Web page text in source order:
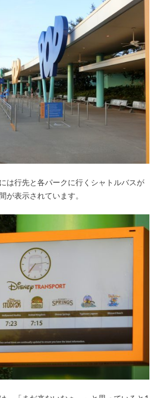
は行先と各パークに行くシャトルバスが
が表示されています。